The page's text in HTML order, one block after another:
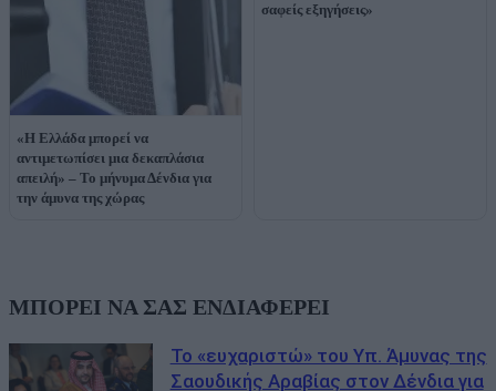
«Η Ελλάδα μπορεί να
αντιμετωπίσει μια δεκαπλάσια
απειλή» – Το μήνυμα Δένδια για
την άμυνα της χώρας
σαφείς εξηγήσεις»
ΜΠΟΡΕΙ ΝΑ ΣΑΣ ΕΝΔΙΑΦΕΡΕΙ
Το «ευχαριστώ» του Υπ. Άμυνας της
Σαουδικής Αραβίας στον Δένδια για